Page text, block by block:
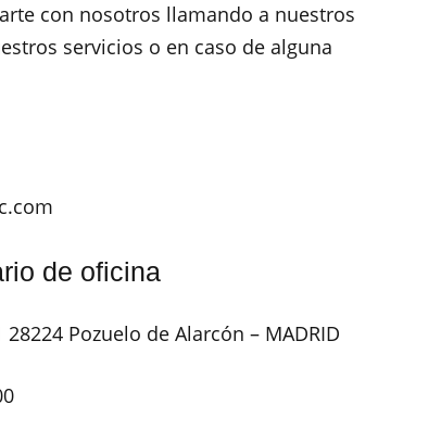
con nosotros llamando a nuestros
servicios o en caso de alguna
de oficina
Pozuelo de Alarcón – MADRID